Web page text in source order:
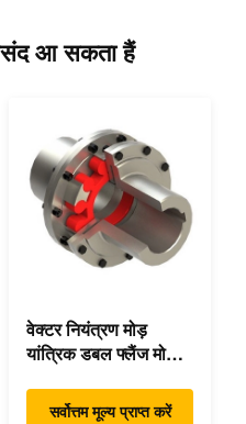
आ सकता हैं
वेक्टर नियंत्रण मोड़
यांत्रिक डबल फ्लैंज मोड़
सर्वोत्तम मूल्य प्राप्त करें